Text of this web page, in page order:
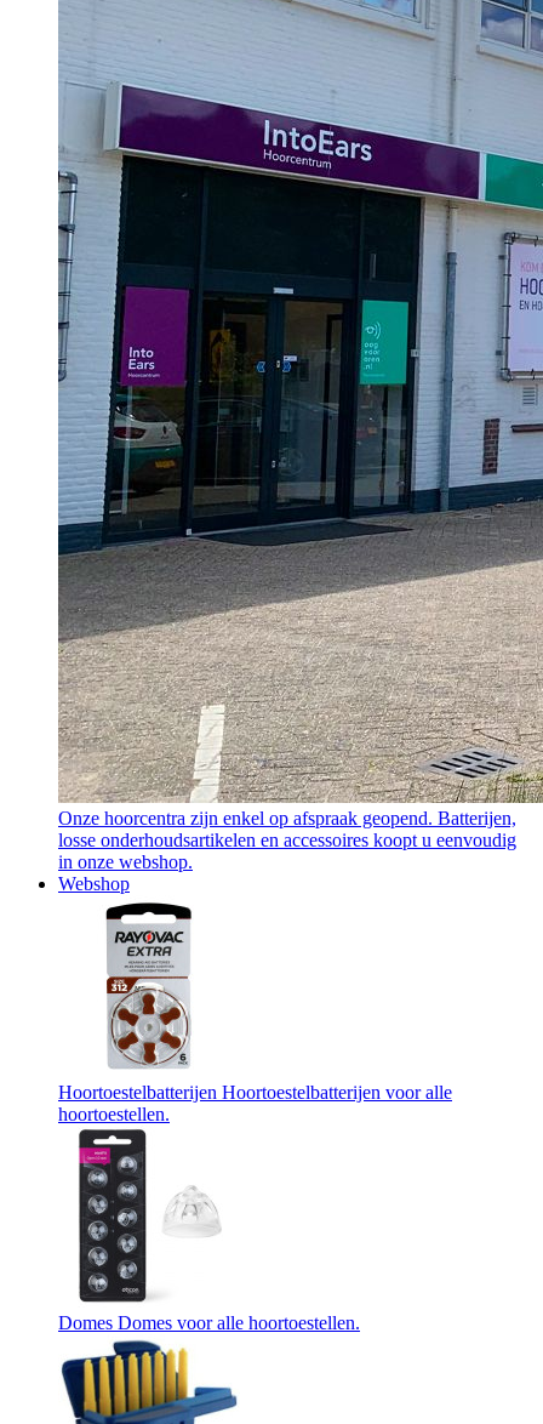
Onze hoorcentra zijn enkel op afspraak geopend. Batterijen,
losse onderhoudsartikelen en accessoires koopt u eenvoudig
in onze webshop.
Webshop
Hoortoestelbatterijen Hoortoestelbatterijen voor alle
hoortoestellen.
Domes Domes voor alle hoortoestellen.